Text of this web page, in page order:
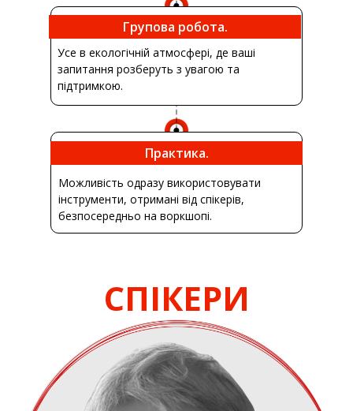
Можливість одразу використовувати
інструменти, отримані від спікерів,
безпосередньо на воркшопі.
Усе в екологічній атмосфері, де ваші
запитання розберуть з увагою та
підтримкою.
Практика.
Групова робота.
СПІКЕРИ